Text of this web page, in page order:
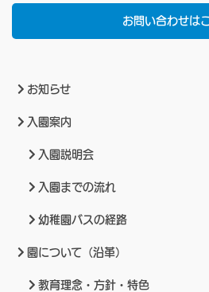
お問い合わせは
お知らせ
入園案内
入園説明会
入園までの流れ
幼稚園バスの経路
園について（沿革）
教育理念・方針・特色